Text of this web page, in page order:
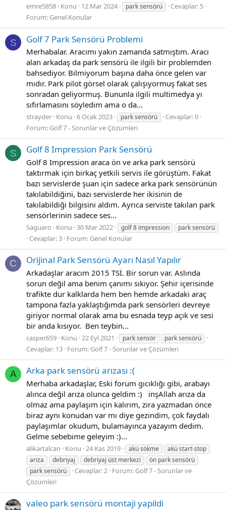
emre5858 Konu 12 Mar 2024 park sensörü
Cevaplar: 5
Forum: Genel Konular
S Golf 7 Park Sensörü Problemi
Merhabalar. Aracımı yakın zamanda satmıştım. Aracı
alan arkadaş da park sensörü ile ilgili bir problemden
bahsediyor. Bilmiyorum başına daha önce gelen var
mıdır. Park pilot görsel olarak çalışıyormuş fakat ses
sonradan geliyormuş. Bununla ilgili multimedya yı
sıfırlamasını söyledim ama o da...
strayder Konu 6 Ocak 2023 park sensörü
Cevaplar: 0
Forum: Golf 7 - Sorunlar ve Çözümleri
S Golf 8 Impression Park Sensörü
Golf 8 Impression araca ön ve arka park sensörü
taktırmak için birkaç yetkili servis ile görüştüm. Fakat
bazı servislerde şuan için sadece arka park sensörünün
takılabildiğini, bazı servislerde her ikisinin de
takılabildiği bilgisini aldım. Ayrıca serviste takılan park
sensörlerinin sadece ses...
Saguaro Konu 30 Mar 2022 golf 8 impression park sensörü
Cevaplar: 3 Forum: Genel Konular
C Orijinal Park Sensörü Ayarı Nasıl Yapılır
Arkadaşlar aracım 2015 TSİ. Bir sorun var. Aslında
sorun değil ama benim çanımı sıkıyor. Şehir içerisinde
trafikte dur kalklarda hem ben hemde arkadaki araç
tampona fazla yaklaştığımda park sensörleri devreye
giriyor normal olarak ama bu esnada teyp açık ve sesi
bir anda kısıyor. Ben teybin...
casper659 Konu 22 Eyl 2021 park sensör park sensörü
Cevaplar: 13 Forum: Golf 7 - Sorunlar ve Çözümleri
A Arka park sensörü arızası :(
Merhaba arkadaşlar, Eski forum gıcıklığı gibi, arabayı
alınca değil arıza olunca geldim :) inşAllah arıza da
olmaz ama paylaşım için kalırım, zira yazmadan önce
biraz aynı konudan var mı diye gezindim, çok faydalı
paylaşımlar okudum, bulamayınca yazayım dedim.
Gelme sebebime geleyim :)...
alikartalcan Konu 24 Kas 2019 akü sökme
akü start-stop
arıza
debriyaj debriyaj üst merkezi
ön park sensörü
park sensörü
Cevaplar: 2 Forum: Golf 7 - Sorunlar ve
Çözümleri
valeo park sensörü montaji yapildi